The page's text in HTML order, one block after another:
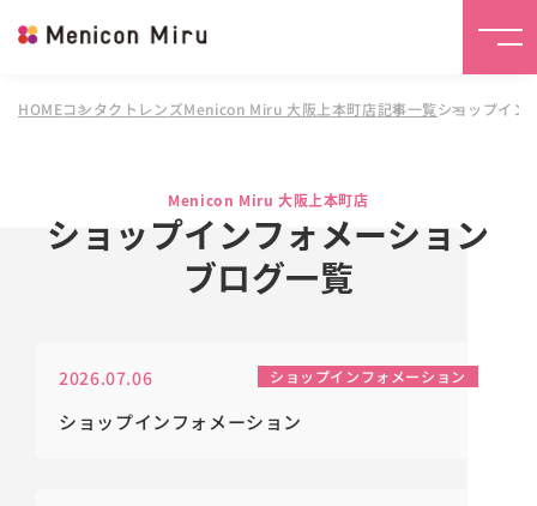
HOMEコンタクトレンズMenicon Miru 大阪上本町店記事一覧ショップイン
Menicon Miru 大阪上本町店
ショップインフォメーション
ブログ一覧
2026.07.06 ショップインフォメーション
ショップインフォメーション